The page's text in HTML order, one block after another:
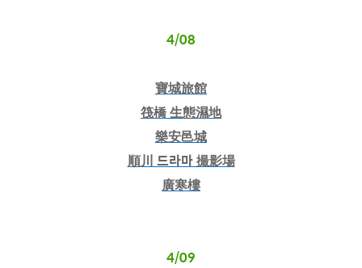
4/08
寶城旅館
筏橋 生態濕地
樂安邑城
順川 드라마 撮影場
廣寒樓
4/09